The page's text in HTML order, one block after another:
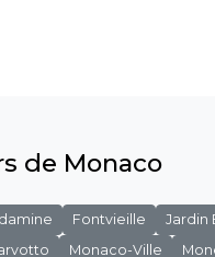
de Monaco
Fontvieille
Jardin
Monaco-Ville